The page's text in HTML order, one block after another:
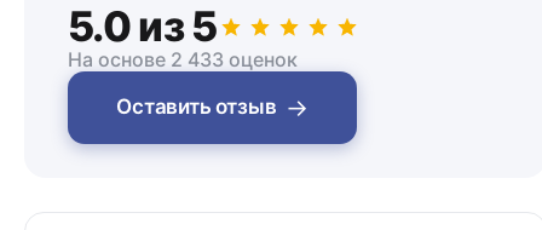
5.0 из 5
На основе 2 433 оценок
Оставить отзыв →